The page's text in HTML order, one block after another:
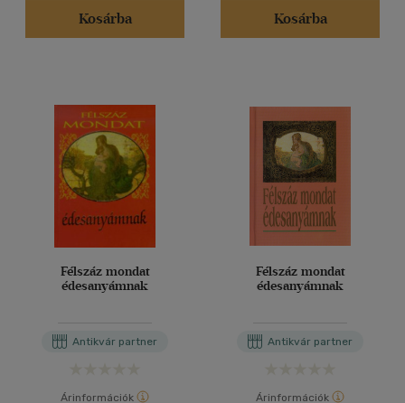
Kosárba
Kosárba
Félszáz mondat
édesanyámnak
Antikvár partner
Árinformációk
Félszáz mondat
édesanyámnak
Antikvár partner
Árinformációk